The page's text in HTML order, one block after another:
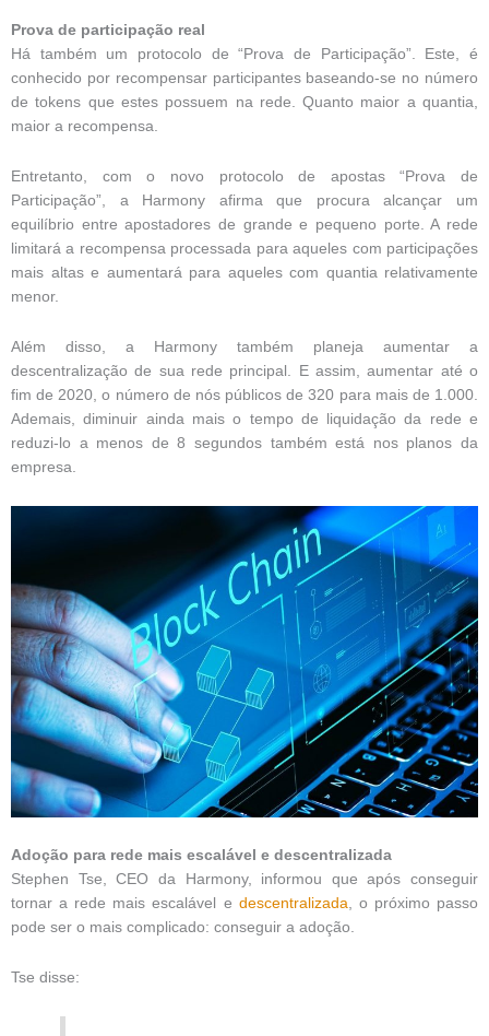
Prova de participação real
Há também um protocolo de “Prova de Participação”. Este, é
conhecido por recompensar participantes baseando-se no número
de tokens que estes possuem na rede. Quanto maior a quantia,
maior a recompensa.
Entretanto, com o novo protocolo de apostas “Prova de
Participação”, a Harmony afirma que procura alcançar um
equilíbrio entre apostadores de grande e pequeno porte. A rede
limitará a recompensa processada para aqueles com participações
mais altas e aumentará para aqueles com quantia relativamente
menor.
Além disso, a Harmony também planeja aumentar a
descentralização de sua rede principal. E assim, aumentar até o
fim de 2020, o número de nós públicos de 320 para mais de 1.000.
Ademais, diminuir ainda mais o tempo de liquidação da rede e
reduzi-lo a menos de 8 segundos também está nos planos da
empresa.
Adoção para rede mais escalável e descentralizada
Stephen Tse, CEO da Harmony, informou que após conseguir
tornar a rede mais escalável e descentralizada, o próximo passo
pode ser o mais complicado: conseguir a adoção.
Tse disse: